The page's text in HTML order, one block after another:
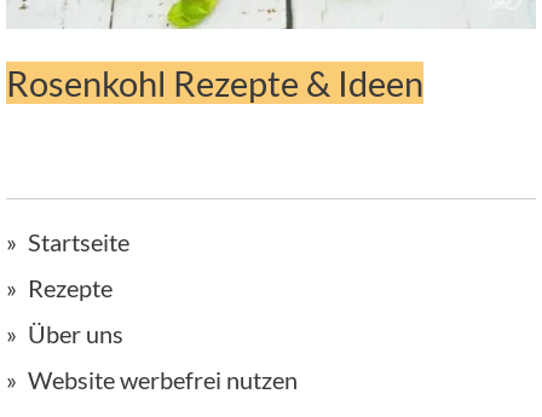
Rosenkohl Rezepte & Ideen
Startseite
Rezepte
Über uns
Website werbefrei nutzen